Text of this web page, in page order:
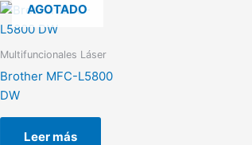
AGOTADO
Multifuncionales Láser
Brother MFC-L5800
DW
Leer más